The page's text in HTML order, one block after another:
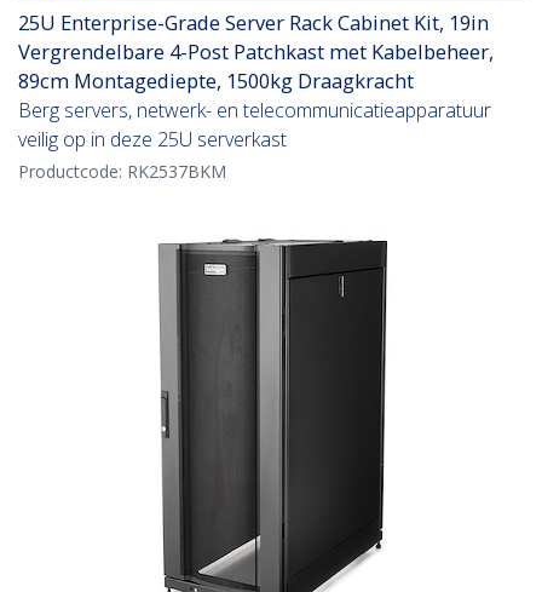
25U Enterprise-Grade Server Rack Cabinet Kit, 19in
Vergrendelbare 4-Post Patchkast met Kabelbeheer,
89cm Montagediepte, 1500kg Draagkracht
Berg servers, netwerk- en telecommunicatieapparatuur
veilig op in deze 25U serverkast
Productcode: RK2537BKM